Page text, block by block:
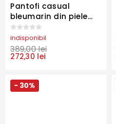
Pantofi casual
bleumarin din piele
naturală cu calapod
lat RIK10402-14
indisponibil
389,00 lei
272,30 lei
- 30%